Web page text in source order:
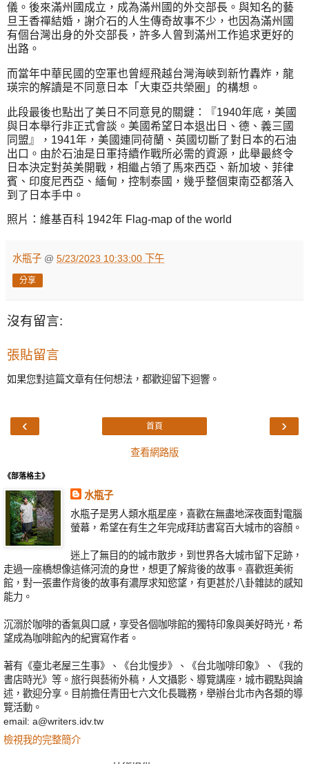
儀。後來滿州國成立，成為滿州國的外交部長。與知名的藝
旦王香禪結婚，謝介石的人生傳奇故事不少，也因為滿州國
有個台灣出身的外交部長，許多人曾到滿州工作追求更好的
出路。
而當年中華民國的空軍也曾經飛越台灣海峽到新竹轟炸，龍
瑛宗的解讀是不同意日本「大東亞共榮圈」的構想。
此段最後也點出了美日不同意見的關鍵：『1940年底，美國
與日本舉行非正式會談。美國希望日本退出日、德、義三國
同盟』，1941年，美國連同荷蘭、英國切斷了對日本的石油
出口。由於石油是日軍持續作戰所必需的資源，此舉最終令
日本決定對英美開戰，相繼占領了馬來西亞、新加坡、菲律
賓、印度尼西亞、緬甸，控制泰國，幾乎整個東南亞都落入
到了日本手中。
照片：維基百科 1942年 Flag-map of the world
水瓶子 @ 5/23/2023 10:33:00 下午
分享
沒有留言:
張貼留言
如果您對這篇文章有任何想法，都歡迎留下迴響。
‹ ›
首頁
查看網路版
《部落格主》
水瓶子
水瓶子是男人類水瓶星座，喜歡在無盡地深夜面對電腦
螢幕，希望在有生之年完成拜訪書寫百大城市的容顏。
迷上了無目的的城市散步，到世界各大城市留下足跡，
走過一座橋想像這條河流的身世，想更了解背後的故事。喜歡逛美術
館，對一張畫作背後的故事有濃厚求知慾望，有更甚於八卦雜誌的感知
能力。
沉溺於咖啡的香氣與口感，享受各個咖啡館的獨特印象與美好時光，希
望成為咖啡館內的紀實寫作者。
著有《臺北老屋三生事》、《台北慢步》、《台北咖啡印象》、《我的
書店時光》等。旅行與藝術外稿，人文攝影、導覽講座，城市觀點與論
述，歡迎分享。目前擔任青田七六文化長職務，舉辦台北市內各類的導
覽活動。
email: a@writers.idv.tw
檢視我的完整簡介